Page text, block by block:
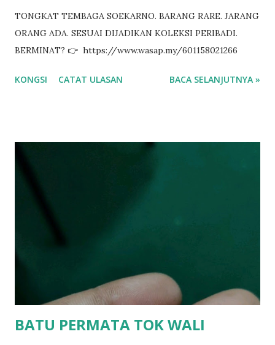
TONGKAT TEMBAGA SOEKARNO. BARANG RARE. JARANG
ORANG ADA. SESUAI DIJADIKAN KOLEKSI PERIBADI.
BERMINAT? 👉 https://www.wasap.my/601158021266
KONGSI CATAT ULASAN BACA SELANJUTNYA »
BATU PERMATA TOK WALI